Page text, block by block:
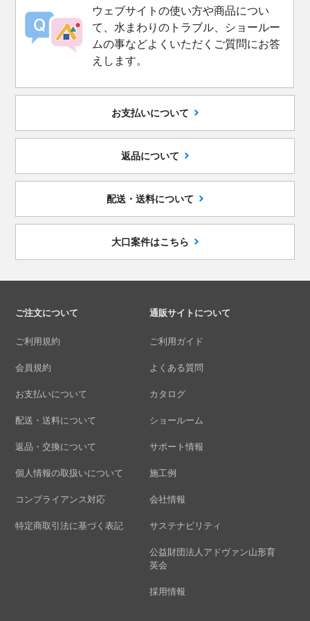
ウェブサイトの使い方や商品につい
て、水まわりのトラブル、ショールー
ムの事などよくいただくご質問にお答
えします。
お支払いについて
返品について
配送・送料について
大口案件はこちら
ご注文について
ご利用規約
会員規約
お支払いについて
配送・送料について
返品・交換について
個人情報の取扱いについて
コンプライアンス対応
特定商取引法に基づく表記
通販サイトについて
ご利用ガイド
よくある質問
カタログ
ショールーム
サポート情報
施工例
会社情報
サステナビリティ
公益財団法人アドヴァン山形育
英会
採用情報